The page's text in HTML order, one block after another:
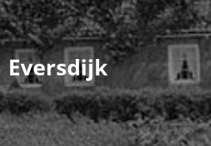
Eversdijk